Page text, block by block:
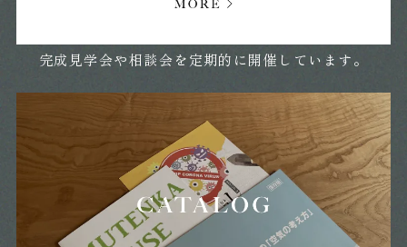
2024年05月 (17)
2024年02月 (21)
完成見学会や相談会を定期的に開催しています。